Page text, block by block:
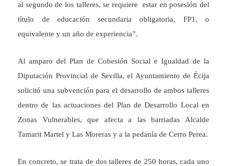
al segundo de los talleres, se requiere estar en posesión del
título de educación secundaria obligatoria, FP1, o
equivalente y un año de experiencia”.
Al amparo del Plan de Cohesión Social e Igualdad de la
Diputación Provincial de Sevilla, el Ayuntamiento de Écija
solicitó una subvención para el desarrollo de ambos talleres
dentro de las actuaciones del Plan de Desarrollo Local en
Zonas Vulnerables, que afecta a las barriadas Alcalde
Tamarit Martel y Las Moreras y a la pedanía de Cerro Perea.
En concreto, se trata de dos talleres de 250 horas, cada uno